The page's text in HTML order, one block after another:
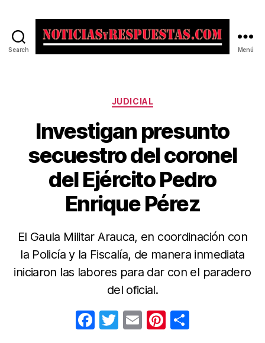
Search Menú
Categorías
JUDICIAL
Investigan presunto
secuestro del coronel
del Ejército Pedro
Enrique Pérez
El Gaula Militar Arauca, en coordinación con
la Policía y la Fiscalía, de manera inmediata
iniciaron las labores para dar con el paradero
del oficial.
F T E Pi